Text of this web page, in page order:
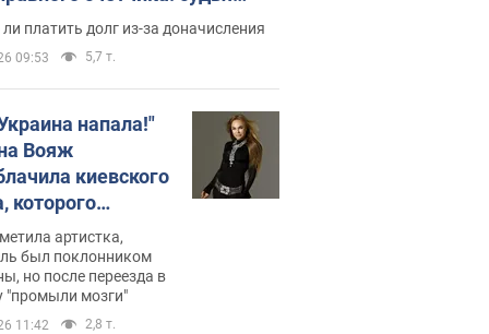
неожиданное решение
платить долг из-за доначисления
09:53 5,7 т.
напала!"
Вояж
киевского
которого
он
не знал,
хочет
украинцев
артистка,
был поклонником
но после переезда в
"промыли мозги"
11:42 2,8 т.